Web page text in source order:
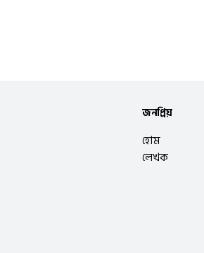
জনপ্রিয়
হোম
লেখক